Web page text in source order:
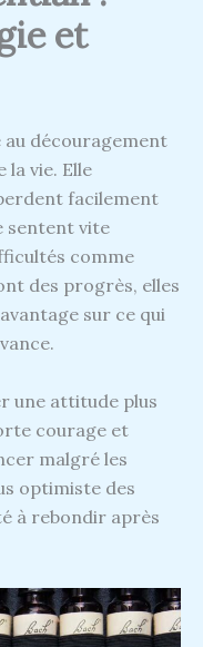
et
découragement
la vie. Elle
facilement
sentent vite
comme
des progrès, elles
sur ce qui
une attitude plus
courage et
malgré les
optimiste des
à rebondir après